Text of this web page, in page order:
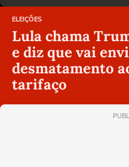
ELEIÇÕES
Lula chama
e diz que vai
desmatamento
tarifaço